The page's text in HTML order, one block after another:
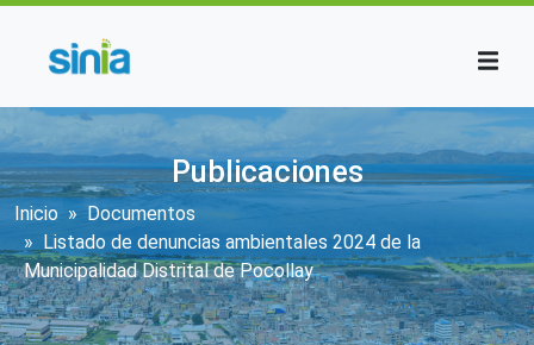
Publicaciones
Sobrescribir enlaces de ayuda a la
Inicio
Documentos
Listado de denuncias ambientales 2024 de la
Municipalidad Distrital de Pocollay